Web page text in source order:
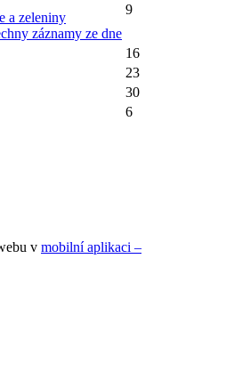
a zeleniny
záznamy ze dne
9
16
23
30
6
v mobilní aplikaci –